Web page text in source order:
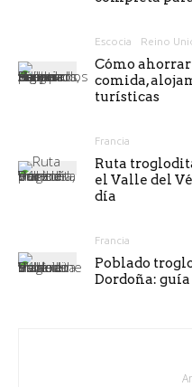
Escocia Reino
Cómo
comida,
turísticas
Francia
Ruta
el Valle del
día
Francia
Poblado
Dordoña: